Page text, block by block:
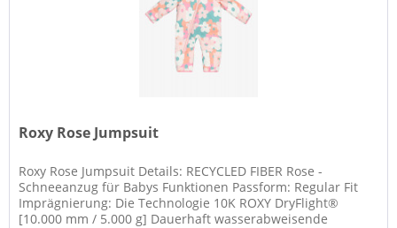
Roxy Rose Jumpsuit
Roxy Rose Jumpsuit Details: RECYCLED FIBER Rose -
Schneeanzug für Babys Funktionen Passform: Regular Fit
Imprägnierung: Die Technologie 10K ROXY DryFlight®
[10.000 mm / 5.000 g] Dauerhaft wasserabweisende